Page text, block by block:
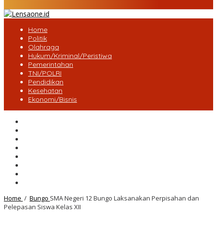
Home
Politik
Olahraga
Hukum/Kriminal/Peristiwa
Pemerintahan
TNI/POLRI
Pendidikan
Kesehatan
Ekonomi/Bisnis
Home / Bungo SMA Negeri 12 Bungo Laksanakan Perpisahan dan
Pelepasan Siswa Kelas XII